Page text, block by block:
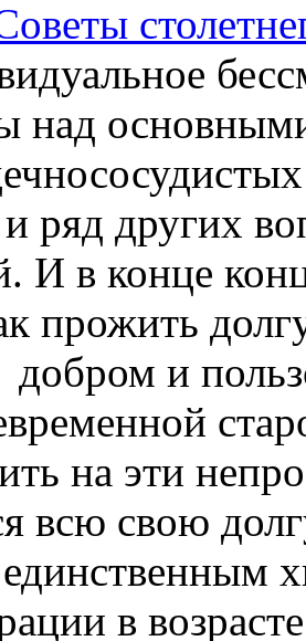
над
ряд других
И в конце
прожить
добром и
на эти
всю свою
единственным
в